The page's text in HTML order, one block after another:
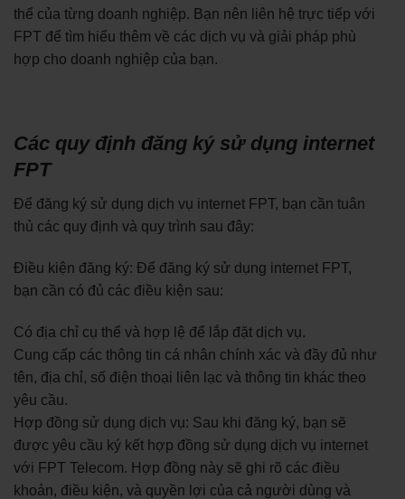
thể của từng doanh nghiệp. Bạn nên liên hệ trực tiếp với
FPT để tìm hiểu thêm về các dịch vụ và giải pháp phù
hợp cho doanh nghiệp của bạn.
Các quy định đăng ký sử dụng internet
FPT
Để đăng ký sử dụng dịch vụ internet FPT, bạn cần tuân
thủ các quy định và quy trình sau đây:
Điều kiện đăng ký: Để đăng ký sử dụng internet FPT,
bạn cần có đủ các điều kiện sau:
Có địa chỉ cụ thể và hợp lệ để lắp đặt dịch vụ.
Cung cấp các thông tin cá nhân chính xác và đầy đủ như
tên, địa chỉ, số điện thoại liên lạc và thông tin khác theo
yêu cầu.
Hợp đồng sử dụng dịch vụ: Sau khi đăng ký, bạn sẽ
được yêu cầu ký kết hợp đồng sử dụng dịch vụ internet
với FPT Telecom. Hợp đồng này sẽ ghi rõ các điều
khoản, điều kiện, và quyền lợi của cả người dùng và